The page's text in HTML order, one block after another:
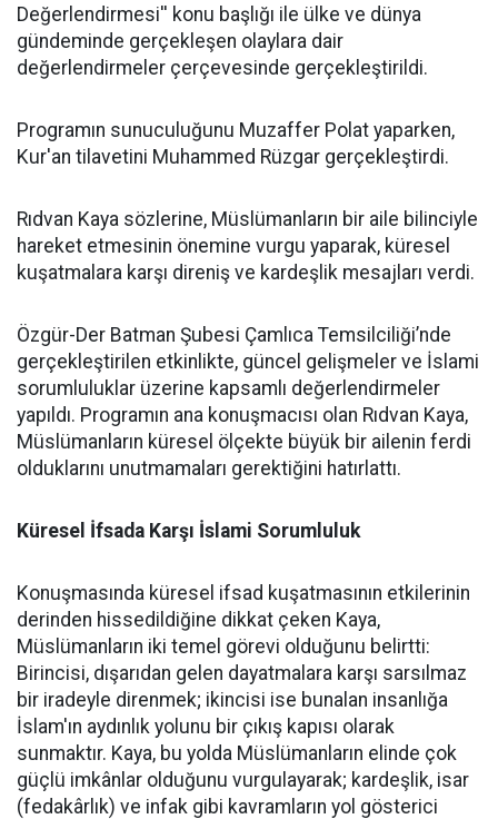
Değerlendirmesi'' konu başlığı ile ülke ve dünya
gündeminde gerçekleşen olaylara dair
değerlendirmeler çerçevesinde gerçekleştirildi.
Programın sunuculuğunu Muzaffer Polat yaparken,
Kur'an tilavetini Muhammed Rüzgar gerçekleştirdi.
Rıdvan Kaya sözlerine, Müslümanların bir aile bilinciyle
hareket etmesinin önemine vurgu yaparak, küresel
kuşatmalara karşı direniş ve kardeşlik mesajları verdi.
Özgür-Der Batman Şubesi Çamlıca Temsilciliği’nde
gerçekleştirilen etkinlikte, güncel gelişmeler ve İslami
sorumluluklar üzerine kapsamlı değerlendirmeler
yapıldı. Programın ana konuşmacısı olan Rıdvan Kaya,
Müslümanların küresel ölçekte büyük bir ailenin ferdi
olduklarını unutmamaları gerektiğini hatırlattı.
Küresel İfsada Karşı İslami Sorumluluk
Konuşmasında küresel ifsad kuşatmasının etkilerinin
derinden hissedildiğine dikkat çeken Kaya,
Müslümanların iki temel görevi olduğunu belirtti:
Birincisi, dışarıdan gelen dayatmalara karşı sarsılmaz
bir iradeyle direnmek; ikincisi ise bunalan insanlığa
İslam'ın aydınlık yolunu bir çıkış kapısı olarak
sunmaktır. Kaya, bu yolda Müslümanların elinde çok
güçlü imkânlar olduğunu vurgulayarak; kardeşlik, isar
(fedakârlık) ve infak gibi kavramların yol gösterici